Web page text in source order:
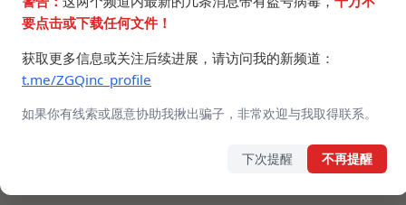
要点击或下载任何文件！
获取更多信息或关注后续进展，请访问我的新频道：
t.me/ZGQinc_profile
如果你有线索或愿意协助我揪出骗子，非常欢迎与我取得联系。
下次提醒 不再提醒